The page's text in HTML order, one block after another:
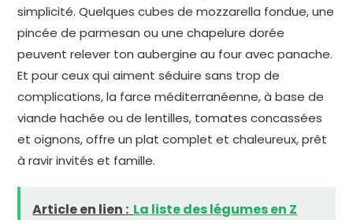
simplicité. Quelques cubes de mozzarella fondue, une
pincée de parmesan ou une chapelure dorée
peuvent relever ton aubergine au four avec panache.
Et pour ceux qui aiment séduire sans trop de
complications, la farce méditerranéenne, à base de
viande hachée ou de lentilles, tomates concassées
et oignons, offre un plat complet et chaleureux, prêt
à ravir invités et famille.
Article en lien : La liste des légumes en Z